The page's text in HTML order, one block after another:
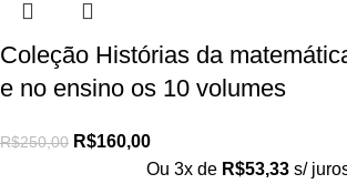
Coleção Histórias da
e no ensino os 10 volumes
R$250,00 R$160,00
Ou 3x de R$53,33 s/